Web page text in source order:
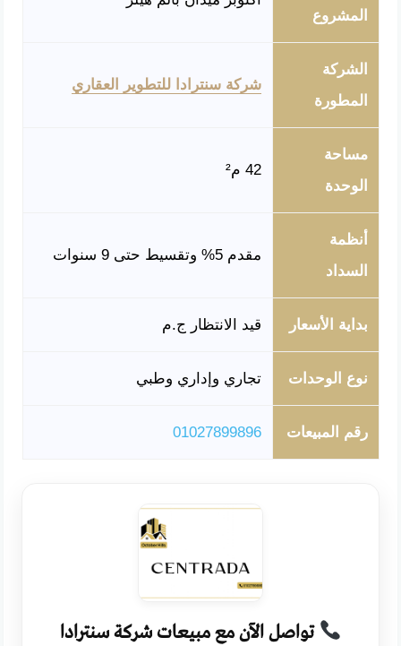
المشروع
الشركة
المطورة
شركة سنترادا للتطوير العقاري
مساحة
الوحدة
42 م²
أنظمة
السداد
مقدم 5% وتقسيط حتى 9 سنوات
بداية الأسعار قيد الانتظار ج.م
نوع الوحدات تجاري وإداري وطبي
رقم المبيعات 01027899896
تواصل الآن مع مبيعات شركة سنترادا